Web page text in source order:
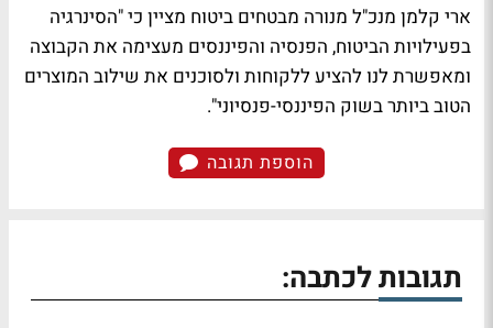
ארי קלמן מנכ"ל מנורה מבטחים ביטוח מציין כי "הסינרגיה
בפעילויות הביטוח, הפנסיה והפיננסים מעצימה את הקבוצה
ומאפשרת לנו להציע ללקוחות ולסוכנים את שילוב המוצרים
הטוב ביותר בשוק הפיננסי-פנסיוני".
הוספת תגובה
תגובות לכתבה: